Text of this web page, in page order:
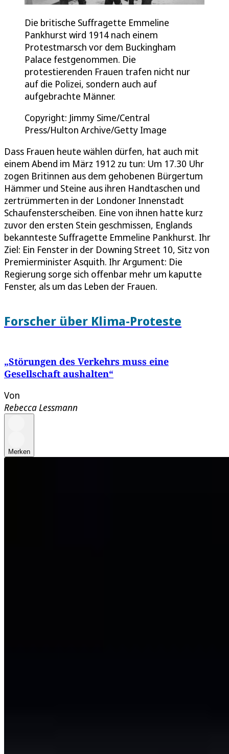
Die britische Suffragette Emmeline
Pankhurst wird 1914 nach einem
Protestmarsch vor dem Buckingham
Palace festgenommen. Die
protestierenden Frauen trafen nicht nur
auf die Polizei, sondern auch auf
aufgebrachte Männer.
Copyright: Jimmy Sime/Central
Press/Hulton Archive/Getty Image
Dass Frauen heute wählen dürfen, hat auch mit
einem Abend im März 1912 zu tun: Um 17.30 Uhr
zogen Britinnen aus dem gehobenen Bürgertum
Hämmer und Steine aus ihren Handtaschen und
zertrümmerten in der Londoner Innenstadt
Schaufensterscheiben. Eine von ihnen hatte kurz
zuvor den ersten Stein geschmissen, Englands
bekannteste Suffragette Emmeline Pankhurst. Ihr
Ziel: Ein Fenster in der Downing Street 10, Sitz von
Premierminister Asquith. Ihr Argument: Die
Regierung sorge sich offenbar mehr um kaputte
Fenster, als um das Leben der Frauen.
Forscher über Klima-Proteste
„Störungen des Verkehrs muss eine
Gesellschaft aushalten“
Von
Rebecca Lessmann
Merken